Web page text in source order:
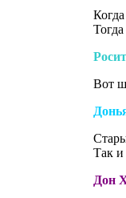
Вот
Так и
Дон